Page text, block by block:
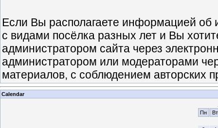
Если Вы располагаете информацией об
с видами посёлка разных лет и Вы
администратором сайта через
администратором или модераторами
материалов, с соблюдением авторских
Calendar
Пн
Вт